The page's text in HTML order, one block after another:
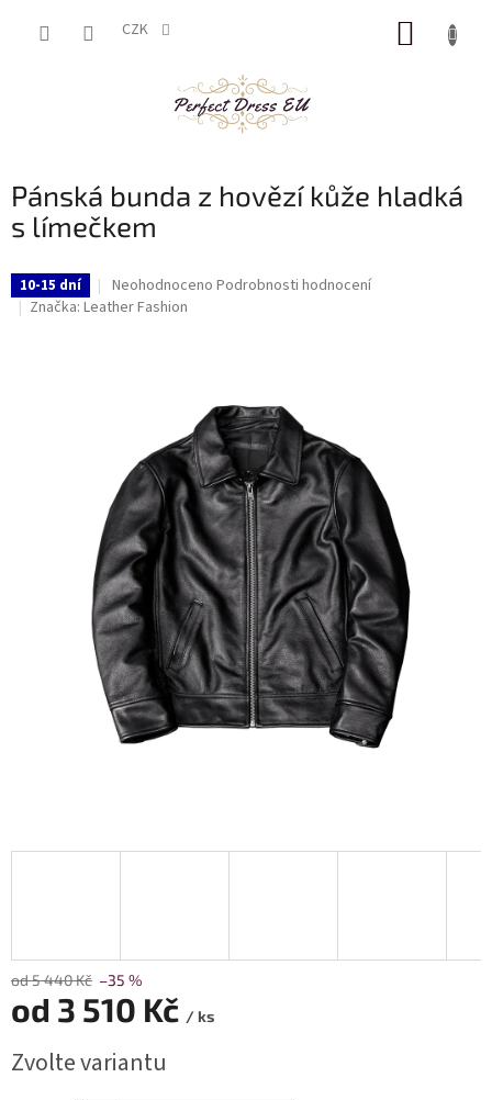
CZK
Pánská bunda z hovězí kůže hladká
s límečkem
10-15 dní
Průměrné
hodnocení
Neohodnoceno Podrobnosti hodnocení
Značka: Leather Fashion
od 5 440 Kč –35 %
od 3 510 Kč / ks
cena:
Zvolte variantu